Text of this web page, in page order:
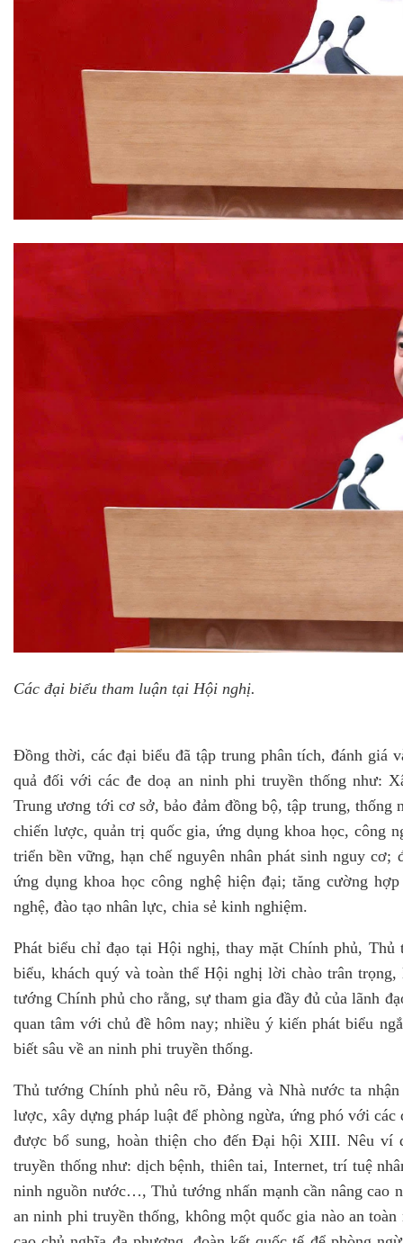
Các đại biểu tham luận tại Hội nghị.
Đồng thời, các đại biểu đã tập trung phân tích, đánh giá
quả đối với các đe doạ an ninh phi truyền thống như:
Trung ương tới cơ sở, bảo đảm đồng bộ, tập trung, thống
chiến lược, quản trị quốc gia, ứng dụng khoa học, công
triển bền vững, hạn chế nguyên nhân phát sinh nguy
ứng dụng khoa học công nghệ hiện đại; tăng cường
nghệ, đào tạo nhân lực, chia sẻ kinh nghiệm.
Phát biểu chỉ đạo tại Hội nghị, thay mặt Chính phủ,
biểu, khách quý và toàn thể Hội nghị lời chào trân
tướng Chính phủ cho rằng, sự tham gia đầy đủ của lãnh
quan tâm với chủ đề hôm nay; nhiều ý kiến phát biểu
biết sâu về an ninh phi truyền thống.
Thủ tướng Chính phủ nêu rõ, Đảng và Nhà nước ta
lược, xây dựng pháp luật để phòng ngừa, ứng phó với
được bổ sung, hoàn thiện cho đến Đại hội XIII. Nêu ví
truyền thống như: dịch bệnh, thiên tai, Internet, trí tuệ
ninh nguồn nước…, Thủ tướng nhấn mạnh cần nâng cao
an ninh phi truyền thống, không một quốc gia nào an